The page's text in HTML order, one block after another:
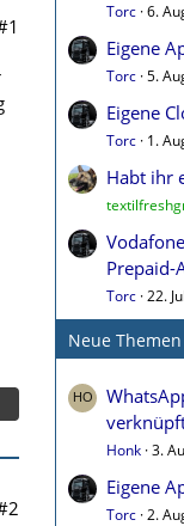
Torc 6.
Eigene
Torc 5.
Eigene
Torc 1.
Habt ihr
Prepaid-
Torc 22.
Neue Themen
Honk 3.
Eigene
Torc 2.